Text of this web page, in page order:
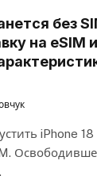
без
на eSIM
iPhone 18